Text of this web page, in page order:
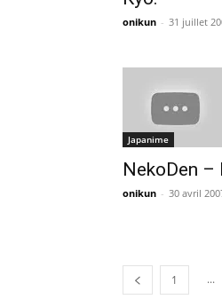
onikun - 31 juillet
Japanime
NekoDen –
onikun - 30 avril
1 ...